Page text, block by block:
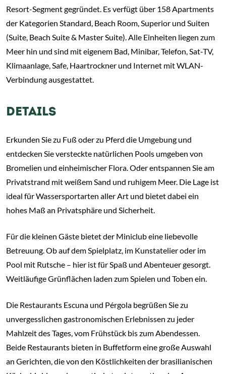
Resort-Segment gegründet. Es verfügt über 158 Apartments
der Kategorien Standard, Beach Room, Superior und Suiten
(Suite, Beach Suite & Master Suite). Alle Einheiten liegen zum
Meer hin und sind mit eigenem Bad, Minibar, Telefon, Sat-TV,
Klimaanlage, Safe, Haartrockner und Internet mit WLAN-
Verbindung ausgestattet.
DETAILS
Erkunden Sie zu Fuß oder zu Pferd die Umgebung und
entdecken Sie versteckte natürlichen Pools umgeben von
Bromelien und einheimischer Flora. Oder entspannen Sie am
Privatstrand mit weißem Sand und ruhigem Meer. Die Lage ist
ideal für Wassersportarten aller Art und bietet dabei ein
hohes Maß an Privatsphäre und Sicherheit.
Für die kleinen Gäste bietet der Miniclub eine liebevolle
Betreuung. Ob auf dem Spielplatz, im Kunstatelier oder im
Pool mit Rutsche – hier ist für Spaß und Abenteuer gesorgt.
Weitläufige Grünflächen laden zum Spielen und Toben ein.
Die Restaurants Escuna und Pérgola begrüßen Sie zu
unvergesslichen gastronomischen Erlebnissen zu jeder
Mahlzeit des Tages, vom Frühstück bis zum Abendessen.
Beide Restaurants bieten in Buffetform eine große Auswahl
an Gerichten, die von den Köstlichkeiten der brasilianischen